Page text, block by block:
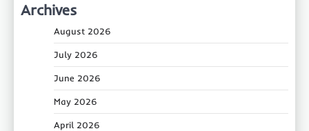
Archives
August 2026
July 2026
June 2026
May 2026
April 2026